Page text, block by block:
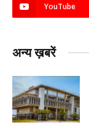
YouTube
अन्य ख़बरें